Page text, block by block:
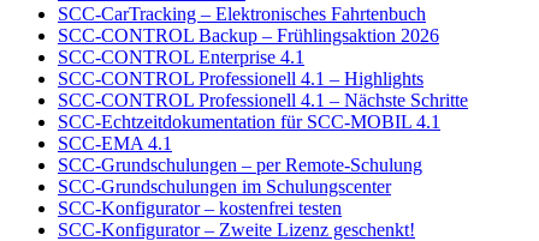
SCC-CarTracking – Elektronisches Fahrtenbuch
SCC-CONTROL Backup – Frühlingsaktion 2026
SCC-CONTROL Enterprise 4.1
SCC-CONTROL Professionell 4.1 – Highlights
SCC-CONTROL Professionell 4.1 – Nächste Schritte
SCC-Echtzeitdokumentation für SCC-MOBIL 4.1
SCC-EMA 4.1
SCC-Grundschulungen – per Remote-Schulung
SCC-Grundschulungen im Schulungscenter
SCC-Konfigurator – kostenfrei testen
SCC-Konfigurator – Zweite Lizenz geschenkt!